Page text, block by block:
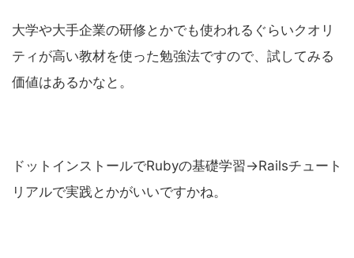
大学や大手企業の研修とかでも使われるぐらいクオリ
ティが高い教材を使った勉強法ですので、試してみる
価値はあるかなと。
ドットインストールでRubyの基礎学習→Railsチュート
リアルで実践とかがいいですかね。